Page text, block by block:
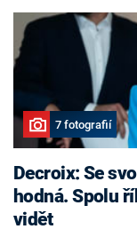
7 fotografií
Decroix: Se
hodná. Spolu
vidět